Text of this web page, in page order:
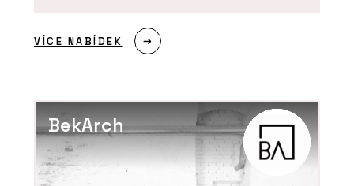
Soukromí, klid a příroda na dlani.
Modulární Fashion Line RELAX
VÍCE NABÍDEK
BekArch